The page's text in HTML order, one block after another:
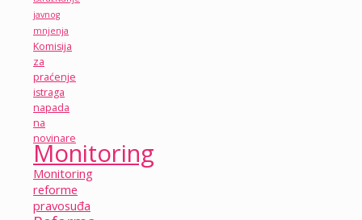
javnog
mnjenja
Komisija
za
praćenje
istraga
napada
na
novinare
Monitoring
Monitoring
reforme
pravosuđa